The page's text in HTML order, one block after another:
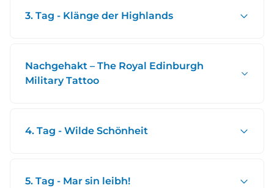
3. Tag - Klänge der Highlands
Nachgehakt – The Royal Edinburgh
Military Tattoo
4. Tag - Wilde Schönheit
5. Tag - Mar sin leibh!